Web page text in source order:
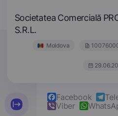
Societatea Comercială
S.R.L.
Moldova
Facebook
Viber